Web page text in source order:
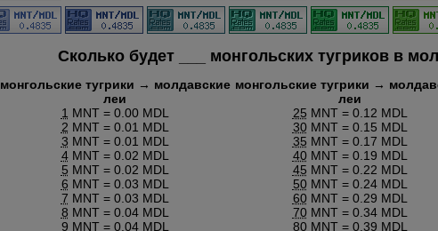
Сколько будет монгольских тугриков в
монгольские тугрики → молдавские
леи
1 MNT = 0.00 MDL
2 MNT = 0.01 MDL
3 MNT = 0.01 MDL
4MNT = 0.02 MDL
5 MNT = 0.02 MDL
6 MNT = 0.03 MDL
7 MNT = 0.03 MDL
8 MNT = 0.04 MDL
9 MNT = 0.04 MDL
монгольские тугрики →
леи
25 MNT = 0.12 MDL
30MNT = 0.15 MDL
35 MNT = 0.17 MDL
40MNT = 0.19 MDL
45 MNT = 0.22 MDL
50MNT = 0.24 MDL
60MNT = 0.29 MDL
70MNT = 0.34 MDL
80MNT = 0.39 MDL